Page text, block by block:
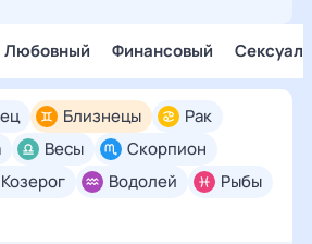
Любовный Финансовый
Близнецы
Рак
Весы
Скорпион
Козерог Водолей Рыбы